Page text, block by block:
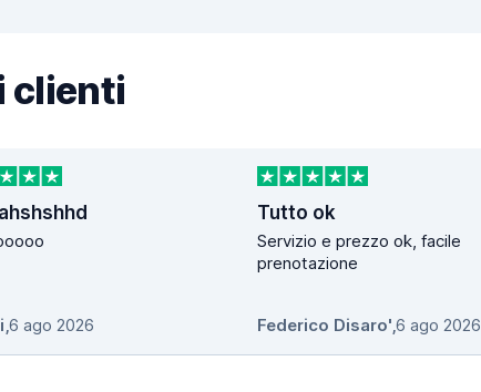
clienti
,6 ago 2026
Tutto ok
Servizio e prezzo ok, facile
prenotazione
Federico Disaro',6 ago 2026